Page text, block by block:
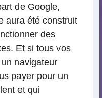
de Google,
aura été construit
des
Et si tous vos
navigateur
payer pour un
et qui